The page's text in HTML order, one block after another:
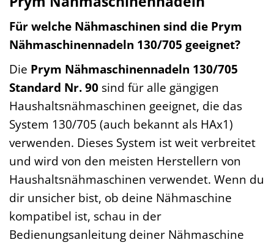
Für welche Nähmaschinen sind die Prym
Nähmaschinennadeln 130/705 geeignet?
Die Prym Nähmaschinennadeln 130/705
Standard Nr. 90 sind für alle gängigen
Haushaltsnähmaschinen geeignet, die das
System 130/705 (auch bekannt als HAx1)
verwenden. Dieses System ist weit verbreitet
und wird von den meisten Herstellern von
Haushaltsnähmaschinen verwendet. Wenn du
dir unsicher bist, ob deine Nähmaschine
kompatibel ist, schau in der
Bedienungsanleitung deiner Nähmaschine